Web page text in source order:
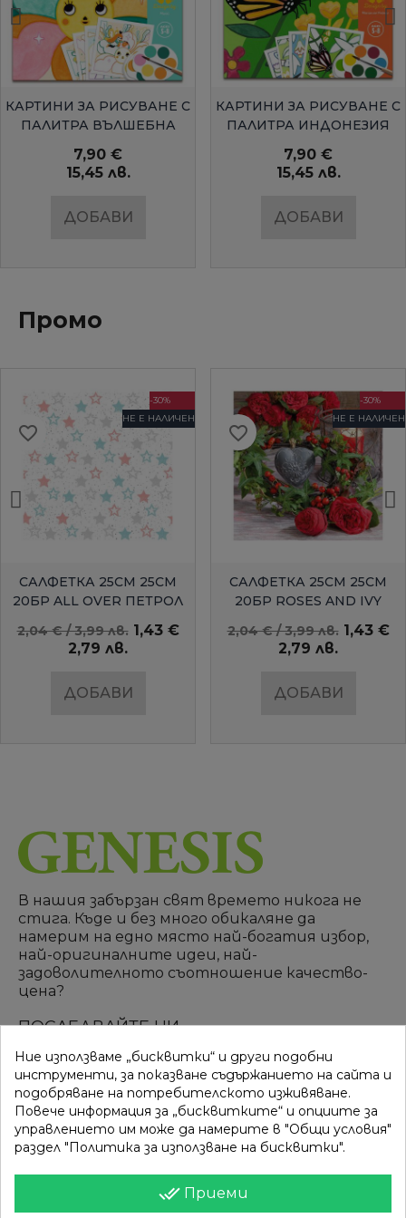
БЪРЗ ПРЕГЛЕД
КАРТИНИ ЗА РИСУВАНЕ С
ПАЛИТРА ВЪЛШЕБНА
7,90 €
15,45 лв.
ДОБАВИ
БЪРЗ ПРЕГЛЕД
КАРТИНИ ЗА РИСУВАНЕ С
ПАЛИТРА ИНДОНЕЗИЯ
7,90 €
15,45 лв.
ДОБАВИ
Промо
БЪРЗ ПРЕГЛЕД
-30%
НЕ Е НАЛИЧЕН
САЛФЕТКА 25СМ 25СМ
20БР ALL OVER ПЕТРОЛ
2,04 € / 3,99 лв. 1,43 €
2,79 лв.
ДОБАВИ
favorite_border
БЪРЗ ПРЕГЛЕД
-30%
НЕ Е НАЛИЧЕН
САЛФЕТКА 25СМ 25СМ
20БР ROSES AND IVY
AMBIENTE
2,04 € / 3,99 лв. 1,43 €
2,79 лв.
ДОБАВИ
favorite_border
В нашия забързан свят времето никога не
стига. Къде и без много обикаляне да
намерим на едно място най-богатия избор,
най-оригиналните идеи, най-
задоволителното съотношение качество-
цена?
ПОСЛЕДВАЙТЕ НИ
ВРЪЗКИ
Вход
КАТЕГОРИИ
Разпродажба
Най-продавани
Ние използваме „бисквитки“ и други подобни
инструменти, за показване съдържанието на сайта и
подобряване на потребителското изживяване.
Повече информация за „бисквитките“ и опциите за
управлението им може да намерите в "Общи условия"
раздел "Политика за използване на бисквитки".
done_all Приеми